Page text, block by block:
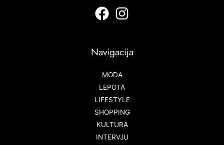
Navigacija
MODA
LEPOTA
LIFESTYLE
SHOPPING
KULTURA
INTERVJU